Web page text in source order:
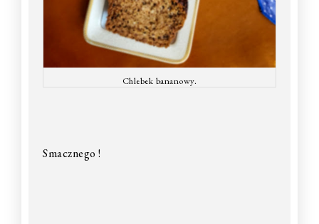
Chlebek bananowy.
Smacznego !